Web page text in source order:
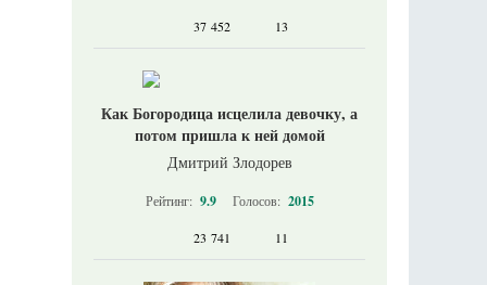
37 452 13
Как Богородица исцелила девочку, а
потом пришла к ней домой
Дмитрий Злодорев
Рейтинг: 9.9 Голосов: 2015
23 741 11